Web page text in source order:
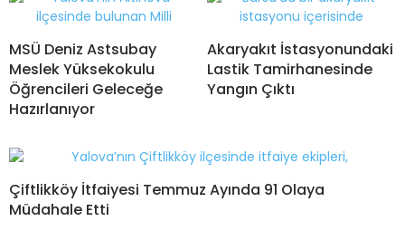
MSÜ Deniz Astsubay
Meslek Yüksekokulu
Öğrencileri Geleceğe
Hazırlanıyor
Akaryakıt İstasyonundaki
Lastik Tamirhanesinde
Yangın Çıktı
Çiftlikköy İtfaiyesi Temmuz Ayında 91 Olaya
Müdahale Etti